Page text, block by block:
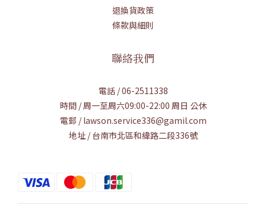
退換貨政策
條款與細則
聯絡我們
電話 / 06-2511338
時間 / 周一至周六09:00-22:00 周日 公休
電郵 / lawson.service336@gamil.com
地址 / 台南市北區和緯路二段336號